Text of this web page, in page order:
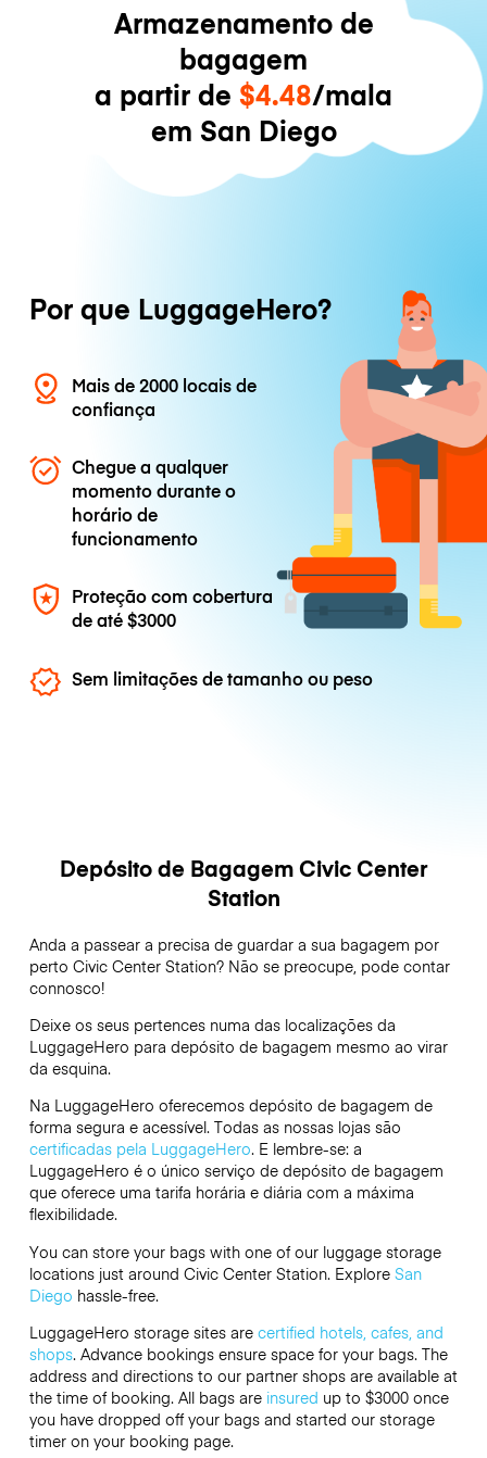
Armazenamento de
bagagem
a partir de $4.48/mala
em San Diego
Por que LuggageHero?
Mais de 2000 locais de
confiança
Chegue a qualquer
momento durante o
horário de
funcionamento
Proteção com cobertura
de até$3000
Sem limitações de tamanho ou peso
Depósito de Bagagem Civic Center
Station
Anda a passear a precisa de guardar a sua bagagem por
perto Civic Center Station? Não se preocupe, pode contar
connosco!
Deixe os seus pertences numa das localizações da
LuggageHero para depósito de bagagem mesmo ao virar
da esquina.
Na LuggageHero oferecemos depósito de bagagem de
forma segura e acessível. Todas as nossas lojas são
certificadas pela LuggageHero. E lembre-se: a
LuggageHero é o único serviço de depósito de bagagem
que oferece uma tarifa horária e diária com a máxima
flexibilidade.
You can store your bags with one of our luggage storage
locations just around Civic Center Station. Explore San
Diego hassle-free.
LuggageHero storage sites are certified hotels, cafes, and
shops. Advance bookings ensure space for your bags. The
address and directions to our partner shops are available at
the time of booking. All bags are insured up to $3000once
you have dropped off your bags and started our storage
timer on your booking page.